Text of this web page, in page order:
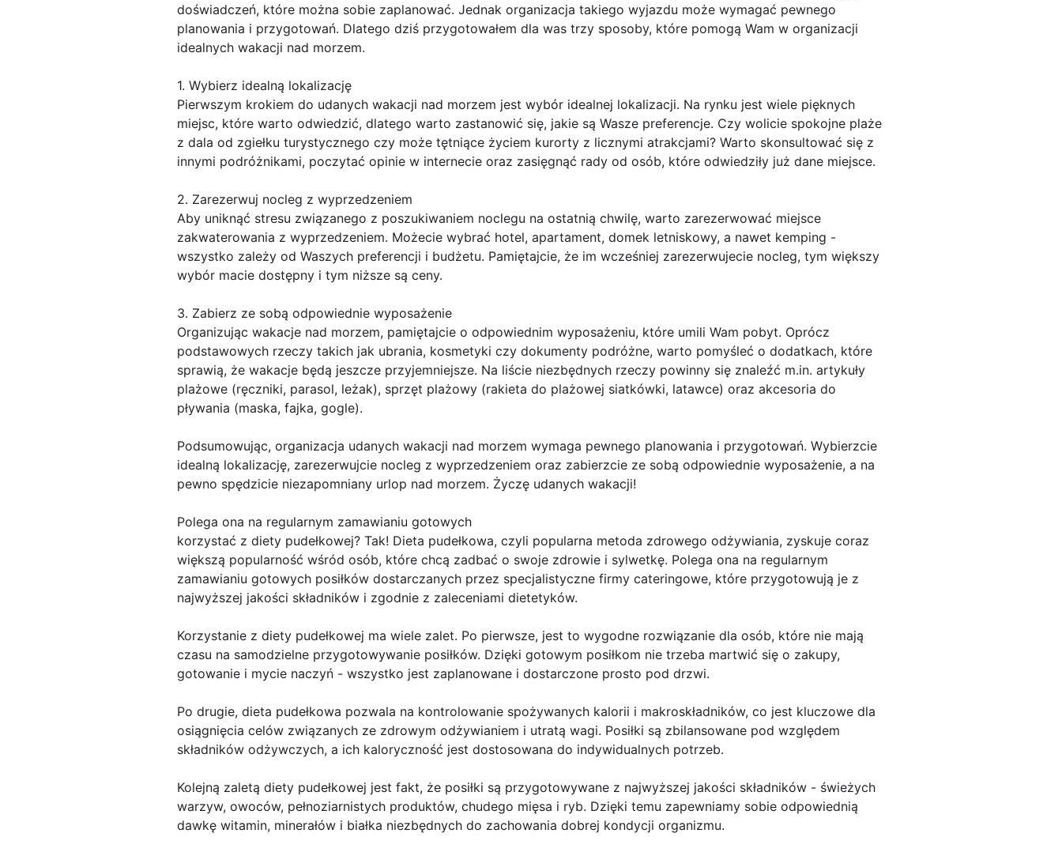
doświadczeń, które można sobie zaplanować. Jednak organizacja takiego wyjazdu może wymagać pewnego
planowania i przygotowań. Dlatego dziś przygotowałem dla was trzy sposoby, które pomogą Wam w organizacji
idealnych wakacji nad morzem.
1. Wybierz idealną lokalizację
Pierwszym krokiem do udanych wakacji nad morzem jest wybór idealnej lokalizacji. Na rynku jest wiele pięknych
miejsc, które warto odwiedzić, dlatego warto zastanowić się, jakie są Wasze preferencje. Czy wolicie spokojne plaże
z dala od zgiełku turystycznego czy może tętniące życiem kurorty z licznymi atrakcjami? Warto skonsultować się z
innymi podróżnikami, poczytać opinie w internecie oraz zasięgnąć rady od osób, które odwiedziły już dane miejsce.
2. Zarezerwuj nocleg z wyprzedzeniem
Aby uniknąć stresu związanego z poszukiwaniem noclegu na ostatnią chwilę, warto zarezerwować miejsce
zakwaterowania z wyprzedzeniem. Możecie wybrać hotel, apartament, domek letniskowy, a nawet kemping -
wszystko zależy od Waszych preferencji i budżetu. Pamiętajcie, że im wcześniej zarezerwujecie nocleg, tym większy
wybór macie dostępny i tym niższe są ceny.
3. Zabierz ze sobą odpowiednie wyposażenie
Organizując wakacje nad morzem, pamiętajcie o odpowiednim wyposażeniu, które umili Wam pobyt. Oprócz
podstawowych rzeczy takich jak ubrania, kosmetyki czy dokumenty podróżne, warto pomyśleć o dodatkach, które
sprawią, że wakacje będą jeszcze przyjemniejsze. Na liście niezbędnych rzeczy powinny się znaleźć m.in. artykuły
plażowe (ręczniki, parasol, leżak), sprzęt plażowy (rakieta do plażowej siatkówki, latawce) oraz akcesoria do
pływania (maska, fajka, gogle).
Podsumowując, organizacja udanych wakacji nad morzem wymaga pewnego planowania i przygotowań. Wybierzcie
idealną lokalizację, zarezerwujcie nocleg z wyprzedzeniem oraz zabierzcie ze sobą odpowiednie wyposażenie, a na
pewno spędzicie niezapomniany urlop nad morzem. Życzę udanych wakacji!
Polega ona na regularnym zamawianiu gotowych
korzystać z diety pudełkowej? Tak! Dieta pudełkowa, czyli popularna metoda zdrowego odżywiania, zyskuje coraz
większą popularność wśród osób, które chcą zadbać o swoje zdrowie i sylwetkę. Polega ona na regularnym
zamawianiu gotowych posiłków dostarczanych przez specjalistyczne firmy cateringowe, które przygotowują je z
najwyższej jakości składników i zgodnie z zaleceniami dietetyków.
Korzystanie z diety pudełkowej ma wiele zalet. Po pierwsze, jest to wygodne rozwiązanie dla osób, które nie mają
czasu na samodzielne przygotowywanie posiłków. Dzięki gotowym posiłkom nie trzeba martwić się o zakupy,
gotowanie i mycie naczyń - wszystko jest zaplanowane i dostarczone prosto pod drzwi.
Po drugie, dieta pudełkowa pozwala na kontrolowanie spożywanych kalorii i makroskładników, co jest kluczowe dla
osiągnięcia celów związanych ze zdrowym odżywianiem i utratą wagi. Posiłki są zbilansowane pod względem
składników odżywczych, a ich kaloryczność jest dostosowana do indywidualnych potrzeb.
Kolejną zaletą diety pudełkowej jest fakt, że posiłki są przygotowywane z najwyższej jakości składników - świeżych
warzyw, owoców, pełnoziarnistych produktów, chudego mięsa i ryb. Dzięki temu zapewniamy sobie odpowiednią
dawkę witamin, minerałów i białka niezbędnych do zachowania dobrej kondycji organizmu.